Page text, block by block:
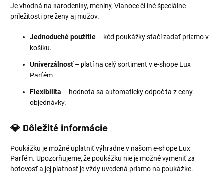
Je vhodná na narodeniny, meniny, Vianoce či iné špeciálne
príležitosti pre ženy aj mužov.
Jednoduché použitie – kód poukážky stačí zadať priamo v
košíku.
Univerzálnosť– platí na celý sortiment v e-shope Lux
Parfém.
Flexibilita – hodnota sa automaticky odpočíta z ceny
objednávky.
💎 Dôležité informácie
Poukážku je možné uplatniť výhradne v našom e-shope Lux
Parfém. Upozorňujeme, že poukážku nie je možné vymeniť za
hotovosť a jej platnosť je vždy uvedená priamo na poukážke.